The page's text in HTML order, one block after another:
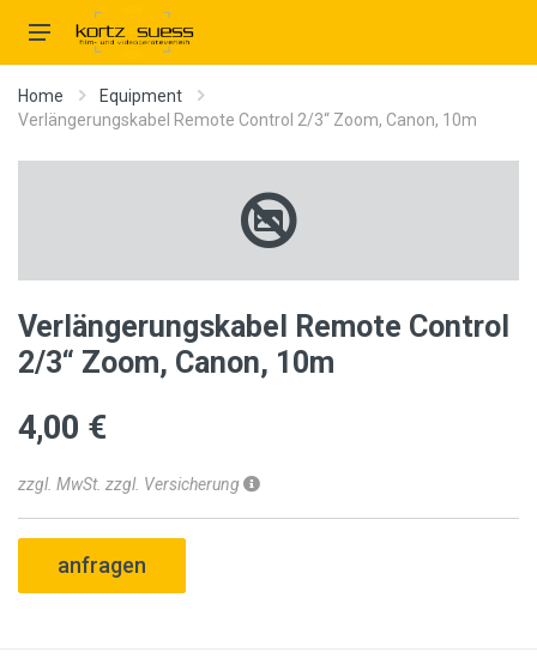
Home
Equipment
Verlängerungskabel Remote Control 2/3“ Zoom, Canon, 10m
Verlängerungskabel Remote Control
2/3“ Zoom, Canon, 10m
4,00 €
zzgl. MwSt. zzgl. Versicherung
anfragen